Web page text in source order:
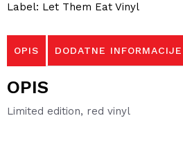
Label: Let Them Eat Vinyl
OPIS DODATNE INFORMACIJE
OPIS
Limited edition, red vinyl